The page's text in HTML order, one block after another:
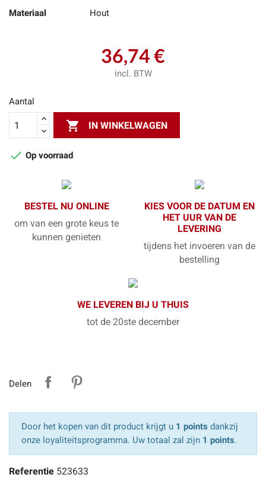
Materiaal Hout
36,74 €
incl. BTW
Aantal
 IN WINKELWAGEN
 Op voorraad
BESTEL NU ONLINE
om van een grote keus te
kunnen genieten
KIES VOOR DE DATUM EN
HET UUR VAN DE
LEVERING
tijdens het invoeren van de
bestelling
WE LEVEREN BIJ U THUIS
tot de 20ste december
Delen
Door het kopen van dit product krijgt u 1 points dankzij
onze loyaliteitsprogramma. Uw totaal zal zijn 1 points.
Referentie 523633